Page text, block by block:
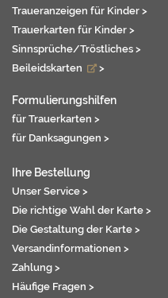
Traueranzeigen für Kinder >
Trauerkarten für Kinder >
Sinnsprüche/Tröstliches >
Beileidskarten
>
Formulierungshilfen
für Trauerkarten >
für Danksagungen >
Ihre Bestellung
Unser Service >
Die richtige Wahl der Karte >
Die Gestaltung der Karte >
Versandinformationen >
Zahlung >
Häufige Fragen >